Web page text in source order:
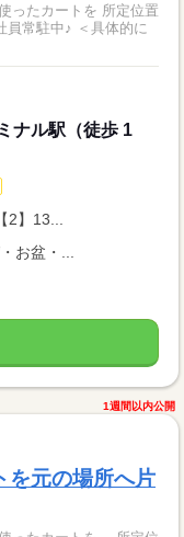
ったカートを 所定位置
ナル駅（徒歩 1
】13...
お盆・...
1週間以内公開
を元の場所へ片